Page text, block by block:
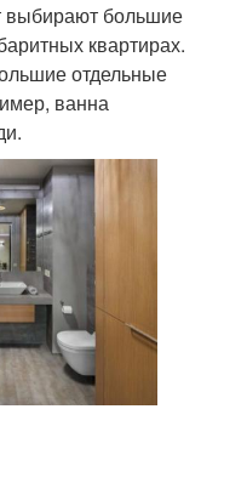
выбирают большие
квартирах.
отдельные
ванна